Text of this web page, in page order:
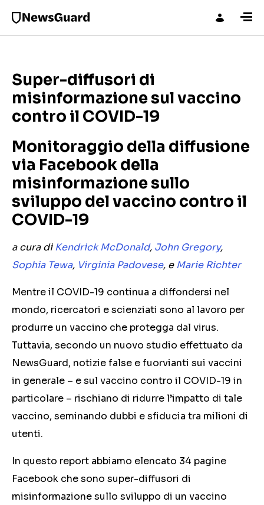
Super-diffusori di
misinformazione sul vaccino
contro il COVID-19
Monitoraggio della diffusione
via Facebook della
misinformazione sullo
sviluppo del vaccino contro il
COVID-19
a cura diKendrick McDonald, John Gregory,
Sophia Tewa, Virginia Padovese, eMarie Richter
Mentre il COVID-19 continua a diffondersi nel
mondo, ricercatori e scienziati sono al lavoro per
produrre un vaccino che protegga dal virus.
Tuttavia, secondo un nuovo studio effettuato da
NewsGuard, notizie false e fuorvianti sui vaccini
in generale – e sul vaccino contro il COVID-19 in
particolare – rischiano di ridurre l’impatto di tale
vaccino, seminando dubbi e sfiducia tra milioni di
utenti.
In questo report abbiamo elencato 34 pagine
Facebook che sono super-diffusori di
misinformazione sullo sviluppo di un vaccino